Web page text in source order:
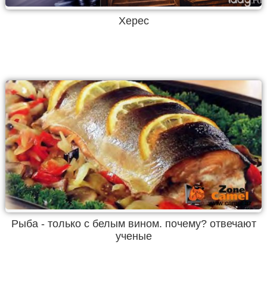
Херес
Рыба - только с белым вином. почему? отвечают
ученые